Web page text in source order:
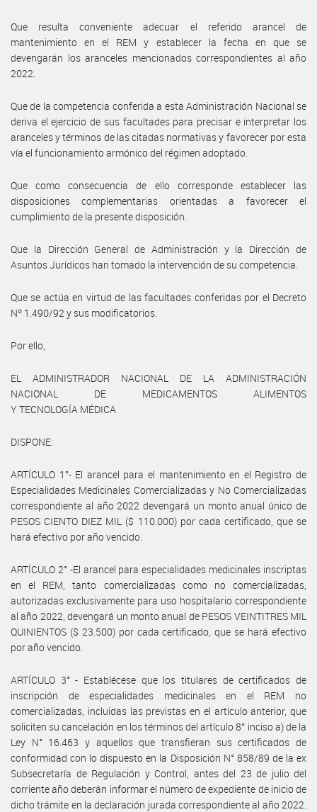
Que resulta conveniente adecuar el referido arancel de
mantenimiento en el REM y establecer la fecha en que se
devengarán los aranceles mencionados correspondientes al año
2022.
Que de la competencia conferida a esta Administración Nacional se
deriva el ejercicio de sus facultades para precisar e interpretar los
aranceles y términos de las citadas normativas y favorecer por esta
vía el funcionamiento armónico del régimen adoptado.
Que como consecuencia de ello corresponde establecer las
disposiciones complementarias orientadas a favorecer el
cumplimiento de la presente disposición.
Que la Dirección General de Administración y la Dirección de
Asuntos Jurídicos han tomado la intervención de su competencia.
Que se actúa en virtud de las facultades conferidas por el Decreto
Nº 1.490/92 y sus modificatorios.
Por ello,
EL ADMINISTRADOR NACIONAL DE LA ADMINISTRACIÓN
NACIONAL DE MEDICAMENTOS ALIMENTOS
Y TECNOLOGÍA MÉDICA
DISPONE:
ARTÍCULO 1°- El arancel para el mantenimiento en el Registro de
Especialidades Medicinales Comercializadas y No Comercializadas
correspondiente al año 2022 devengará un monto anual único de
PESOS CIENTO DIEZ MIL ($ 110.000) por cada certificado, que se
hará efectivo por año vencido.
ARTÍCULO 2° -El arancel para especialidades medicinales inscriptas
en el REM, tanto comercializadas como no comercializadas,
autorizadas exclusivamente para uso hospitalario correspondiente
al año 2022, devengará un monto anual de PESOS VEINTITRES MIL
QUINIENTOS ($ 23.500) por cada certificado, que se hará efectivo
por año vencido.
ARTÍCULO 3° - Establécese que los titulares de certificados de
inscripción de especialidades medicinales en el REM no
comercializadas, incluidas las previstas en el artículo anterior, que
soliciten su cancelación en los términos del artículo 8° inciso a) de la
Ley N° 16.463 y aquellos que transfieran sus certificados de
conformidad con lo dispuesto en la Disposición N° 858/89 de la ex
Subsecretaría de Regulación y Control, antes del 23 de julio del
corriente año deberán informar el número de expediente de inicio de
dicho trámite en la declaración jurada correspondiente al año 2022.